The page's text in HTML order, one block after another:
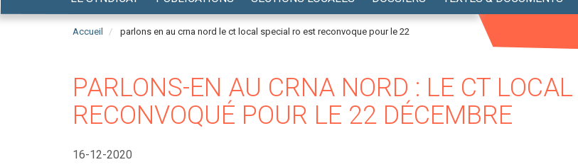
Accueil parlons en au crna nord le ct local special ro est reconvoque pour le 22
PARLONS-EN AU CRNA NORD : LE CT
RECONVOQUÉ POUR LE 22 DÉCEMBRE
16-12-2020